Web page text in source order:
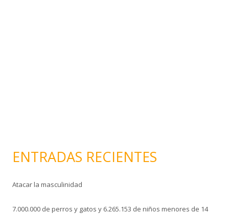
ENTRADAS RECIENTES
Atacar la masculinidad
7.000.000 de perros y gatos y 6.265.153 de niños menores de 14